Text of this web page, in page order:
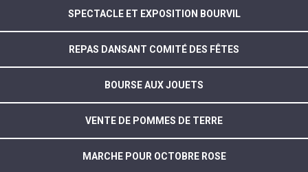
SPECTACLE ET EXPOSITION BOURVIL
REPAS DANSANT COMITÉ DES FÊTES
BOURSE AUX JOUETS
VENTE DE POMMES DE TERRE
MARCHE POUR OCTOBRE ROSE